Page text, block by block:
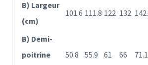
B) Largeur
(cm)
101.6 111.8 122 132
B) Demi-
poitrine
50.8 55.9 61 66 71.1